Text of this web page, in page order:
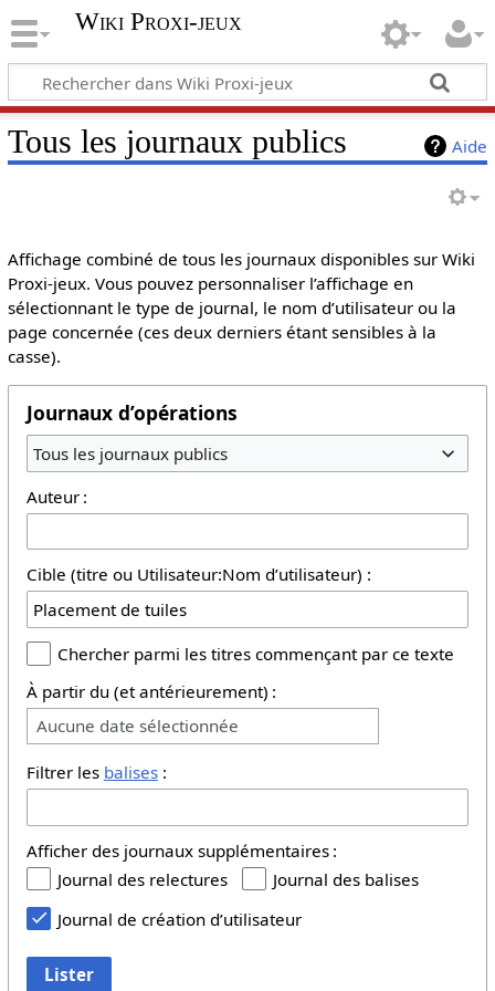
Wiki Proxi-jeux
Aide
Tous les journaux publics
Affichage combiné de tous les journaux disponibles sur Wiki
Proxi-jeux. Vous pouvez personnaliser l’affichage en
sélectionnant le type de journal, le nom d’utilisateur ou la
page concernée (ces deux derniers étant sensibles à la
casse).
Journaux d’opérations
Tous les journaux publics
Auteur :
Cible (titre ou Utilisateur:Nom d’utilisateur) :
Chercher parmi les titres commençant par ce texte
À partir du (et antérieurement) :
Aucune date sélectionnée
Filtrer les balises:
Afficher des journaux supplémentaires :
Journal des relectures
Journal des balises
Journal de création d’utilisateur
Lister